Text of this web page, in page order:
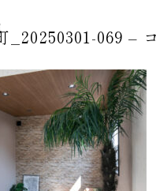
_20250301-069 –